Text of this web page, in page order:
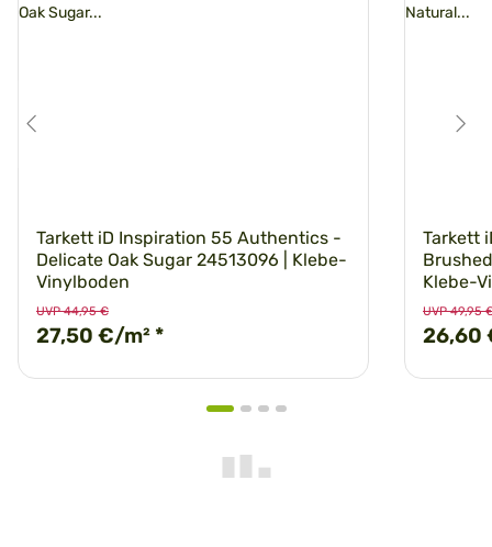
Tarkett iD Inspiration 55 Authentics -
Delicate Oak Sugar 24513096 | Klebe-
Vinylboden
UVP 44,95 €
27,50 €/m² *
Tarkett
Klebe-
UVP 49,95
26,60